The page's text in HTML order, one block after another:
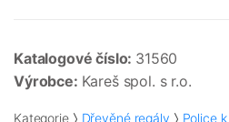
Katalogové číslo: 31560
Výrobce: Kareš spol. s r.o.
Kategorie Dřevěné regály Police